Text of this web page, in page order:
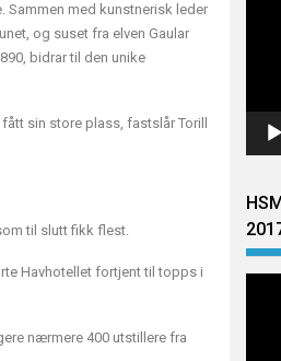
Sammen med kunstnerisk leder
og suset fra elven Gaular
bidrar til den unike
sin store plass, fastslår Torill
til slutt fikk flest.
Havhotellet fortjent til topps i
nærmere 400 utstillere fra